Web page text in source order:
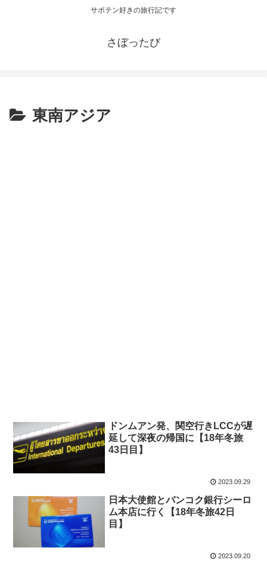
サボテン好きの旅行記です
さぼったび
東南アジア
ドンムアン発、関空行きLCCが遅
延して深夜の帰国に【18年冬旅
43日目】
2023.09.29
日本大使館とバンコク銀行シーロ
ム本店に行く【18年冬旅42日
目】
2023.09.20